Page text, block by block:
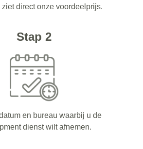
direct onze voordeelprijs.
Stap 2
en bureau waarbij u de
dienst wilt afnemen.